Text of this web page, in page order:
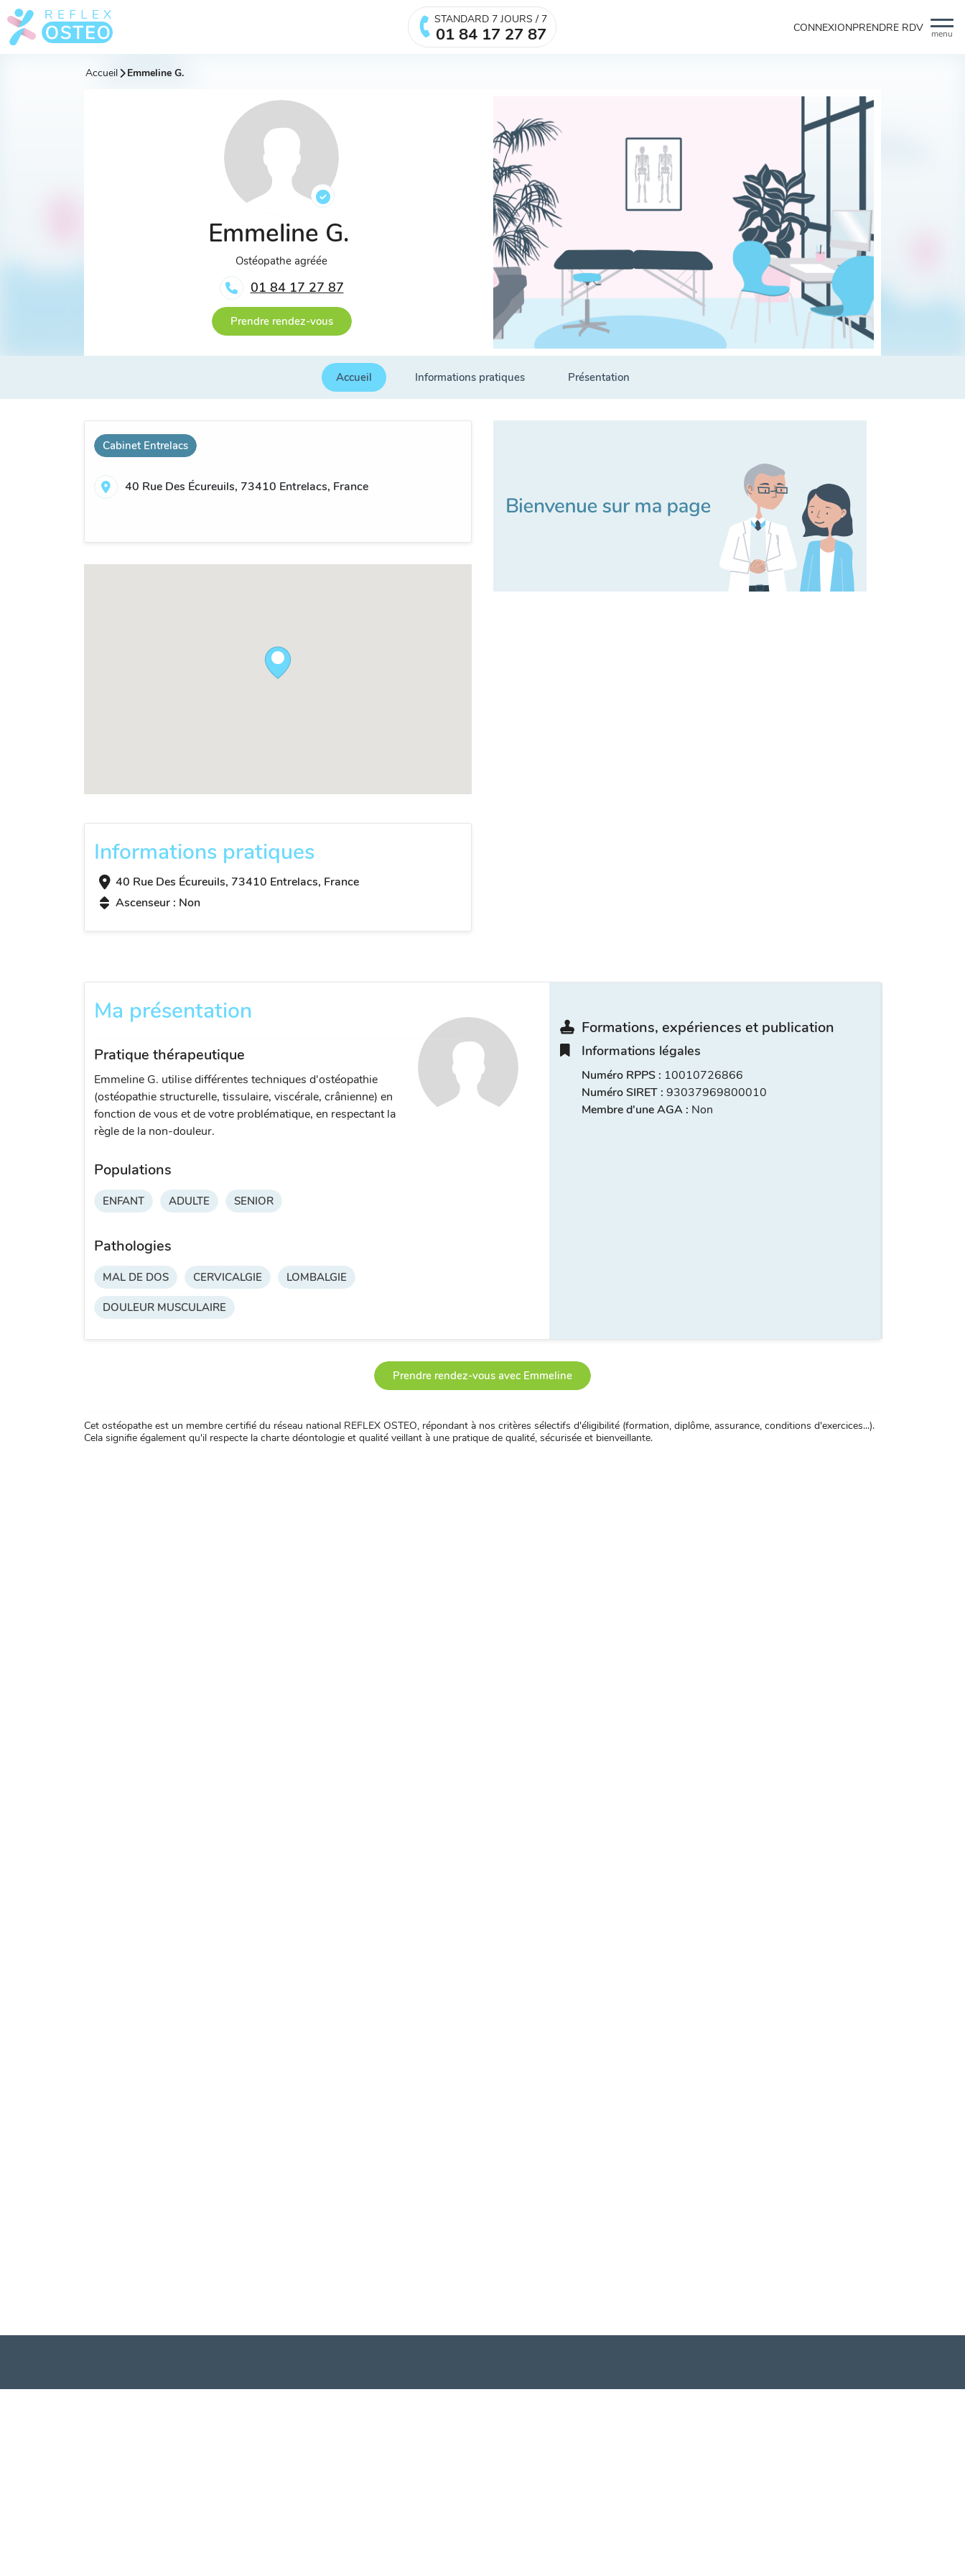
menu
STANDARD 7 JOURS / 7
01 84 17 27 87 CONNEXIONPRENDRE RDV
Accueil Emmeline G.
Emmeline G.
Ostéopathe agréée
01 84 17 27 87
Prendre rendez-vous
Accueil Informations pratiques Présentation
Cabinet Entrelacs
40 Rue Des Écureuils, 73410 Entrelacs, France
Informations pratiques
40 Rue Des Écureuils, 73410 Entrelacs, France
Ascenseur : Non
Ma présentation
Pratique thérapeutique
Emmeline G. utilise différentes techniques d'ostéopathie
(ostéopathie structurelle, tissulaire, viscérale, crânienne) en
fonction de vous et de votre problématique, en respectant la
règle de la non-douleur.
Populations
ENFANT ADULTE SENIOR
Pathologies
MAL DE DOS CERVICALGIE LOMBALGIE
DOULEUR MUSCULAIRE
Formations, expériences et publication
Informations légales
Numéro RPPS : 10010726866
Numéro SIRET : 93037969800010
Membre d'une AGA : Non
Prendre rendez-vous avec Emmeline
Cet ostéopathe est un membre certifié du réseau national REFLEX OSTEO, répondant à nos critères sélectifs d'éligibilité (formation, diplôme, assurance, conditions d'exercices...).
Cela signifie également qu'il respecte la charte déontologie et qualité veillant à une pratique de qualité, sécurisée et bienveillante.